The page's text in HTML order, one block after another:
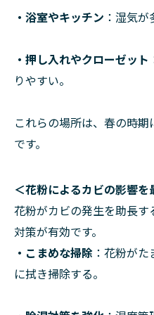
・浴室やキッチン ：湿気
・押し入れやクローゼット
りやすい。
これらの場所は、春の時
です。
＜花粉によるカビの影響
花粉がカビの発生を助長
対策が有効です。
・こまめな掃除 ：花粉が
に拭き掃除する。